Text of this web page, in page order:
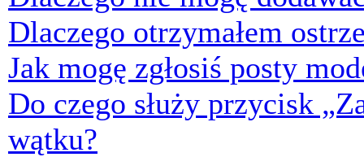
Dlaczego otrzymałem
Jak mogę zgłosiś posty
Do czego służy przycisk
wątku?